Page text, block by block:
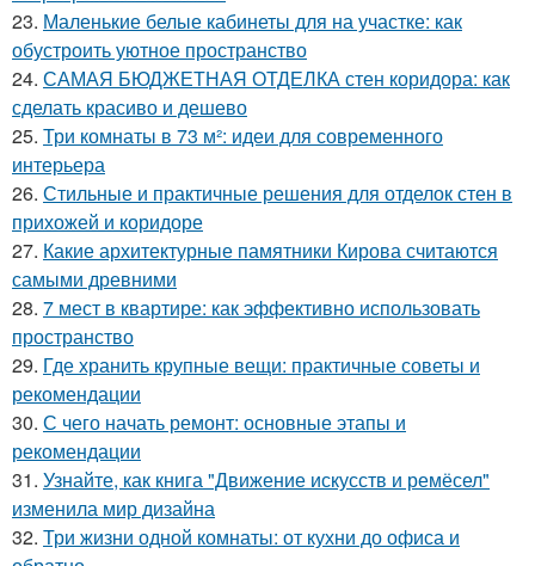
23. Маленькие белые кабинеты для на участке: как
обустроить уютное пространство
24. САМАЯ БЮДЖЕТНАЯ ОТДЕЛКА стен коридора: как
сделать красиво и дешево
25. Три комнаты в 73 м²: идеи для современного
интерьера
26. Стильные и практичные решения для отделок стен в
прихожей и коридоре
27. Какие архитектурные памятники Кирова считаются
самыми древними
28. 7 мест в квартире: как эффективно использовать
пространство
29. Где хранить крупные вещи: практичные советы и
рекомендации
30. С чего начать ремонт: основные этапы и
рекомендации
31. Узнайте, как книга "Движение искусств и ремёсел"
изменила мир дизайна
32. Три жизни одной комнаты: от кухни до офиса и